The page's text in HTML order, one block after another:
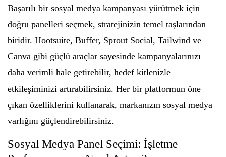
Başarılı bir sosyal medya kampanyası yürütmek için
doğru panelleri seçmek, stratejinizin temel taşlarından
biridir. Hootsuite, Buffer, Sprout Social, Tailwind ve
Canva gibi güçlü araçlar sayesinde kampanyalarınızı
daha verimli hale getirebilir, hedef kitlenizle
etkileşiminizi artırabilirsiniz. Her bir platformun öne
çıkan özelliklerini kullanarak, markanızın sosyal medya
varlığını güçlendirebilirsiniz.
Sosyal Medya Panel Seçimi: İşletme